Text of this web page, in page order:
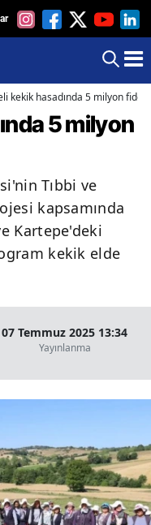
kekik hasadında 5 milyon fide
5 milyon
Tıbbi ve
kapsamında
Kartepe'deki
kekik elde
07 Temmuz 2025 13:34
Yayınlanma